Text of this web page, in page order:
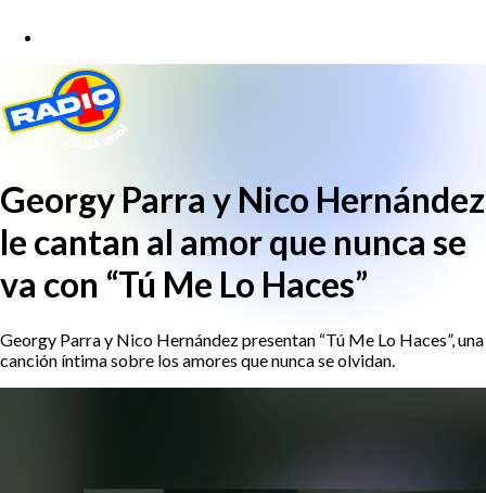
Georgy Parra y Nico Hernández
le cantan al amor que nunca se
va con “Tú Me Lo Haces”
Georgy Parra y Nico Hernández presentan “Tú Me Lo Haces”, una
canción íntima sobre los amores que nunca se olvidan.